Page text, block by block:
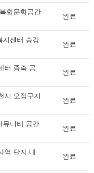
합문화공간
완료
지센터 승강
완료
터 증축 공
완료
시 오정구지
완료
뮤니티 공간
완료
역 단지 내
완료